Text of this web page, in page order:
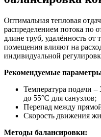
Оптимальная тепловая
распределением потока по
длине труб, удалённость от
помещения влияют на
индивидуальной
Рекомендуемые
Температура подачи
до 55°C для санузлов;
Перепад между
Скорость движения
Методы балансировки: